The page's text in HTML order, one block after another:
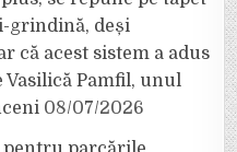
grindină, deși
că acest sistem a adus
Pamfil, unul
08/07/2026